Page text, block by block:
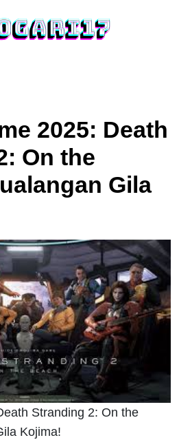
2025: Death
On the
Gila
Stranding 2: On the
Kojima!